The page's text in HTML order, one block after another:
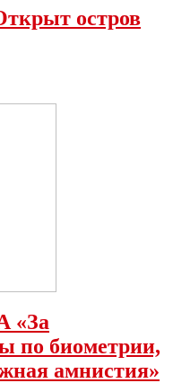
остров
«За
по биометрии,
амнистия»